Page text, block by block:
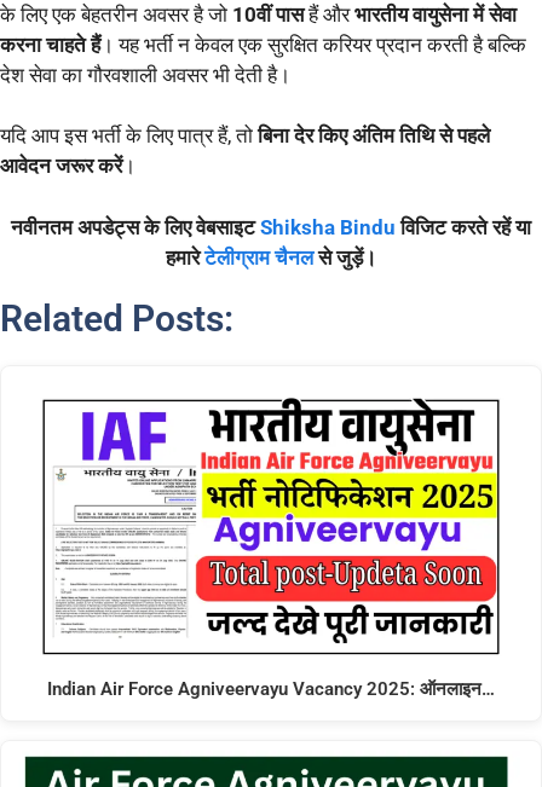
के लिए एक बेहतरीन अवसर है जो 10वीं पासहैं औरभारतीय वायुसेना में सेवा
करना चाहते हैं। यह भर्ती न केवल एक सुरक्षित करियर प्रदान करती है बल्कि
देश सेवा का गौरवशाली अवसर भी देती है।
यदि आप इस भर्ती के लिए पात्र हैं, तोबिना देर किए अंतिम तिथि से पहले
आवेदन जरूर करें।
नवीनतम अपडेट्स के लिए वेबसाइटShiksha Bindu विजिट करते रहें या
हमारेटेलीग्राम चैनल से जुड़ें।
Related Posts:
Indian Air Force Agniveervayu Vacancy 2025: ऑनलाइन…